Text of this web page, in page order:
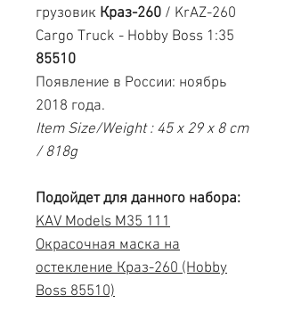
грузовик Краз-260 / KrAZ-260
Cargo Truck - Hobby Boss 1:35
85510
Появление в России: ноябрь
2018 года.
Item Size/Weight : 45 x 29 x 8 cm
/ 818g
Подойдет для данного набора:
KAV Models M35 111
Окрасочная маска на
остекление Краз-260 (Hobby
Boss 85510)